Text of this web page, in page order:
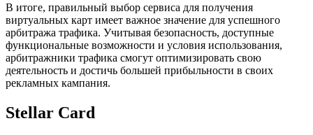
В итоге, правильный выбор сервиса для получения
виртуальных карт имеет важное значение для успешного
арбитража трафика. Учитывая безопасность, доступные
функциональные возможности и условия использования,
арбитражники трафика смогут оптимизировать свою
деятельность и достичь большей прибыльности в своих
рекламных кампания.
Stellar Card